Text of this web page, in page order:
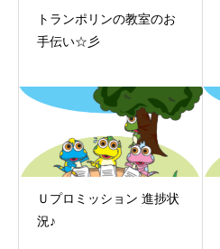
トランポリンの教室のお
手伝い☆彡
Ｕプロミッション 進捗状
況♪